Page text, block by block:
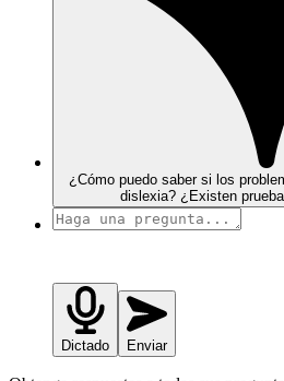
¿Cómo puedo saber si los
dislexia? ¿Existen
Dictado Enviar